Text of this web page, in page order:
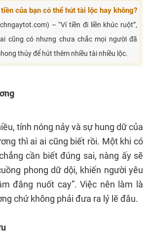
của bạn có thể hút tài lộc hay không?
– “Ví tiền đi liền khúc ruột”,
cũng có nhưng chưa chắc mọi người đã
thủy để hút thêm nhiều tài nhiều lộc.
tính nóng nảy và sự hung dữ của
thì ai ai cũng biết rồi. Một khi có
cần biết đúng sai, nàng ấy sẽ
phong dữ dội, khiến người yêu
đắng nuốt cay”. Việc nên làm là
chứ không phải đưa ra lý lẽ đâu.